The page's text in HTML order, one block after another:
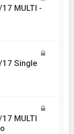
17 MULTI -
17 Single
17 MULTI